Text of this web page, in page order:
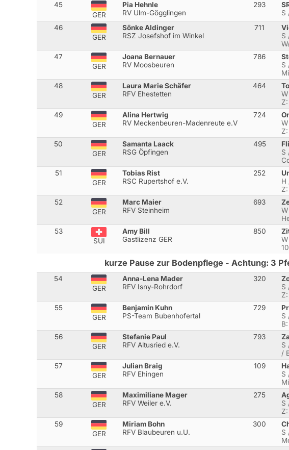
45
GER
Pia Hehnle
RV Ulm-Gögglingen
293
S
46
GER
Sönke Aldinger
RSZ Josefshof im Winkel
711
S
47
GER
Joana Bernauer
RV Moosbeuren
786
S
48
GER
Laura Marie Schäfer
RFV Ehestetten
464
49
GER
Alina Hertwig
RV Meckenbeuren-Madenreute e.V
724
50
GER
Samanta Laack
RSG Öpfingen
495
S
51
GER
Tobias Rist
RSC Rupertshof e.V.
252
H
52
GER
Marc Maier
RFV Steinheim
693
53
SUI
Amy Bill
Gastlizenz GER
850
kurze Pause zur Bodenpflege - Achtung: 3
54
GER
Anna-Lena Mader
RFV Isny-Rohrdorf
320
S
55
GER
Benjamin Kuhn
PS-Team Bubenhofertal
729
S
56
GER
Stefanie Paul
RFV Altusried e.V.
793
S
/
57
GER
Julian Braig
RFV Ehingen
109
S
58
GER
Maximiliane Mager
RFV Weiler e.V.
275
S
59
GER
Miriam Bohn
RFV Blaubeuren u.U.
300
S